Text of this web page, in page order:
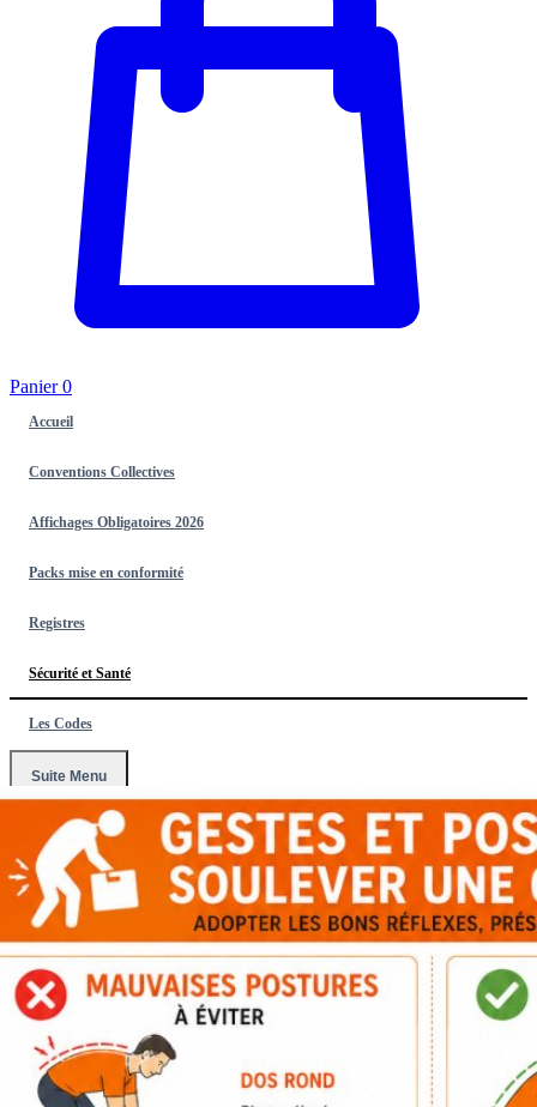
Panier0
Accueil
Conventions Collectives
Affichages Obligatoires 2026
Packs mise en conformité
Registres
Sécurité et Santé
Les Codes
Suite Menu
/ Sécurité et Santé /Affiche Gestes et Postures pour
Soulever une Charge - A4 Plastifiée